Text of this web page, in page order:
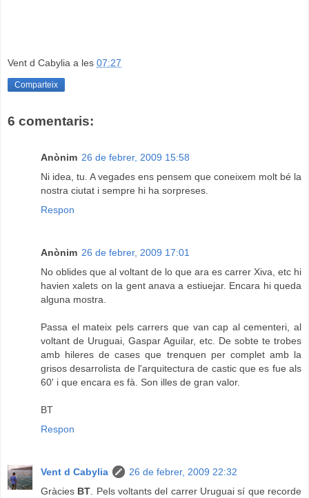
Vent d Cabylia a les 07:27
Comparteix
6 comentaris:
Anònim 26 de febrer, 2009 15:58
Ni idea, tu. A vegades ens pensem que coneixem molt bé la
nostra ciutat i sempre hi ha sorpreses.
Respon
Anònim 26 de febrer, 2009 17:01
No oblides que al voltant de lo que ara es carrer Xiva, etc hi
havien xalets on la gent anava a estiuejar. Encara hi queda
alguna mostra.
Passa el mateix pels carrers que van cap al cementeri, al
voltant de Uruguai, Gaspar Aguilar, etc. De sobte te trobes
amb hileres de cases que trenquen per complet amb la
grisos desarrolista de l'arquitectura de castic que es fue als
60' i que encara es fà. Son illes de gran valor.
BT
Respon
Vent d Cabylia
26 de febrer, 2009 22:32
Gràcies BT . Pels voltants del carrer Uruguai sí que recorde